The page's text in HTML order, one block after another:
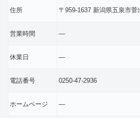
住所 〒959-1637 新潟県五泉市
営業時間 ―
休業日 ―
電話番号 0250-47-2936
ホームページ ―